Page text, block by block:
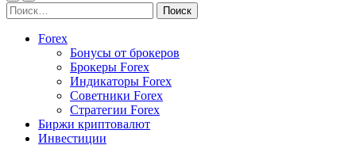
Найти:
Forex
Бонусы от брокеров
Брокеры Forex
Индикаторы Forex
Советники Forex
Стратегии Forex
Биржи криптовалют
Инвестиции